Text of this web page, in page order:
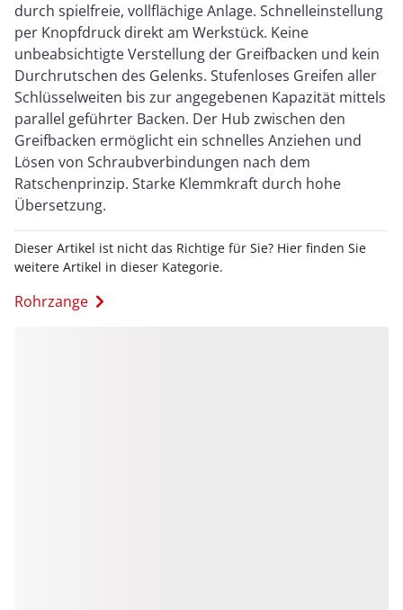
durch spielfreie, vollflächige Anlage. Schnelleinstellung
per Knopfdruck direkt am Werkstück. Keine
unbeabsichtigte Verstellung der Greifbacken und kein
Durchrutschen des Gelenks. Stufenloses Greifen aller
Schlüsselweiten bis zur angegebenen Kapazität mittels
parallel geführter Backen. Der Hub zwischen den
Greifbacken ermöglicht ein schnelles Anziehen und
Lösen von Schraubverbindungen nach dem
Ratschenprinzip. Starke Klemmkraft durch hohe
Übersetzung.
Dieser Artikel ist nicht das Richtige für Sie? Hier finden Sie
weitere Artikel in dieser Kategorie.
Rohrzange